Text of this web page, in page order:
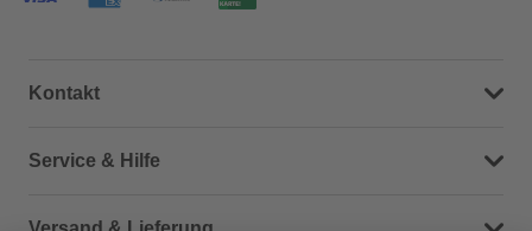
Kontakt
Dein Kontakt zu uns
Service & Hilfe